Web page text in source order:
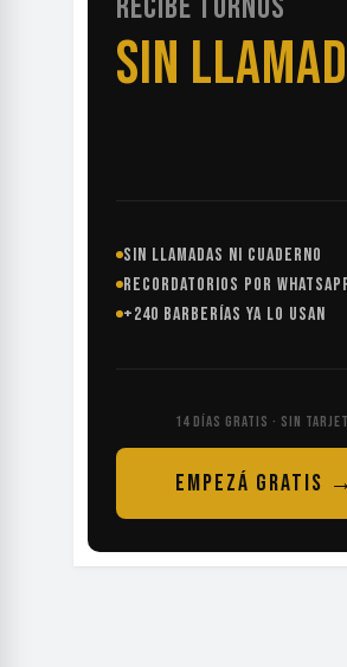
RECIBE TURNOS
SIN
SIN LLAMADAS NI CUADERNO
RECORDATORIOS POR
+240 BARBERÍAS YA LO USAN
14 DÍAS GRATIS · SIN
EMPEZÁ GRATIS →